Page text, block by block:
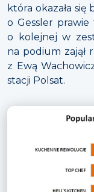
która okazała
o Gessler prawie
o kolejnej w
na podium zajął
z Ewą
stacji Polsat.